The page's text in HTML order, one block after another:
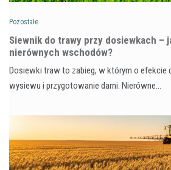
Pozostałe
Siewnik do trawy przy dosiewkach –
nierównych wschodów?
Dosiewki traw to zabieg, w którym o efekcie
wysiewu i przygotowanie darni. Nierówne…